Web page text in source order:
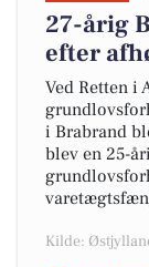
27-årig
efter
Ved Retten i
i Brabrand
blev en 25-
Kilde: